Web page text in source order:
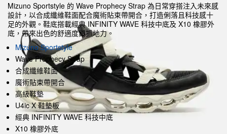
Mizuno Sportstyle 的 Wave Prophecy Strap 為日常穿搭注入未來感
設計，以合成纖維鞋面配合魔術貼束帶開合，打造俐落且科技感十
足的外觀。鞋底搭載經典 INFINITY WAVE 科技中底及 X10 橡膠外
底，帶來出色的舒適度與抓地力。
Mizuno Sportstyle
Wave Prophecy Strap
合成纖維鞋面
魔術貼束帶開合
高級鞋墊
U4ic X 鞋墊板
經典 INFINITY WAVE 科技中底
X10 橡膠外底